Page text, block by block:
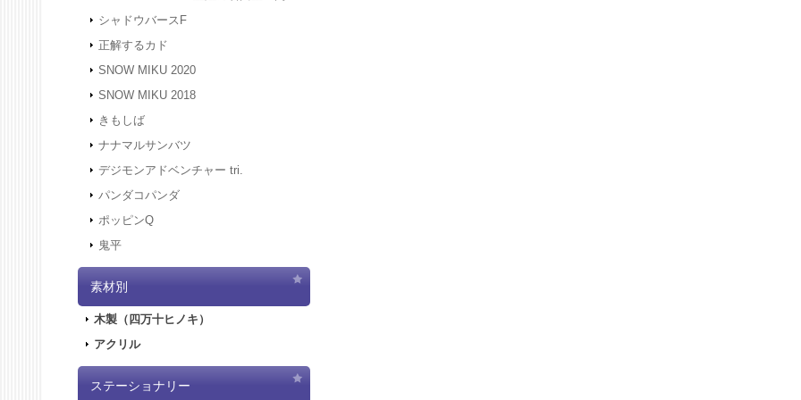
シャドウバースF
正解するカド
SNOW MIKU 2020
SNOW MIKU 2018
きもしば
ナナマルサンバツ
デジモンアドベンチャー tri.
パンダコパンダ
ポッピンQ
鬼平
素材別
木製（四万十ヒノキ）
アクリル
ステーショナリー